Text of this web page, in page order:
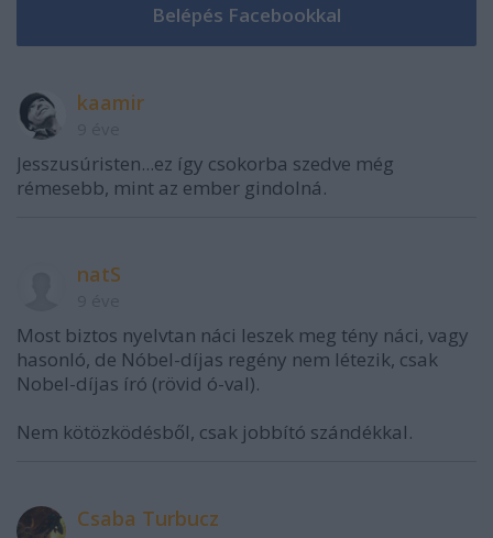
kaamir
Jesszusúristen...ez így csokorba szedve még
rémesebb, mint az ember gindolná.
natS
Most biztos nyelvtan náci leszek meg tény náci, vagy
hasonló, de Nóbel-díjas regény nem létezik, csak
Nobel-díjas író (rövid ó-val).
Nem kötözködésből, csak jobbító szándékkal.
Csaba Turbucz